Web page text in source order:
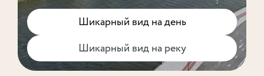
Шикарный вид на день
Шикарный вид на реку